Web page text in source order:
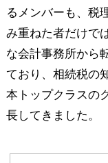
るメンバーも、税
み重ねた者だけで
な会計事務所から
ており、相続税の
本トップクラスの
長してきました。